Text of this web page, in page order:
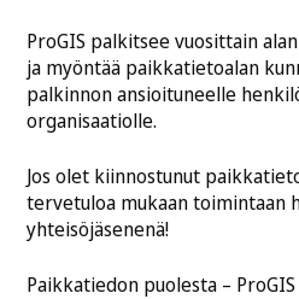
ProGIS palkitsee vuosittain
ja myöntää paikkatietoalan
palkinnon ansioituneelle
organisaatiolle.
Jos olet kiinnostunut
tervetuloa mukaan toimintaan
yhteisöjäsenenä!
Paikkatiedon puolesta – ProGIS